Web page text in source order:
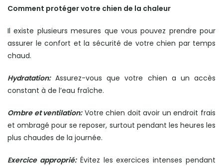
Comment protéger votre chien de la chaleur
Il existe plusieurs mesures que vous pouvez prendre pour
assurer le confort et la sécurité de votre chien par temps
chaud.
Hydratation:Assurez-vous que votre chien a un accès
constant à de l’eau fraîche.
Ombre et ventilation:Votre chien doit avoir un endroit frais
et ombragé pour se reposer, surtout pendant les heures les
plus chaudes de la journée.
Exercice approprié:Évitez les exercices intenses pendant